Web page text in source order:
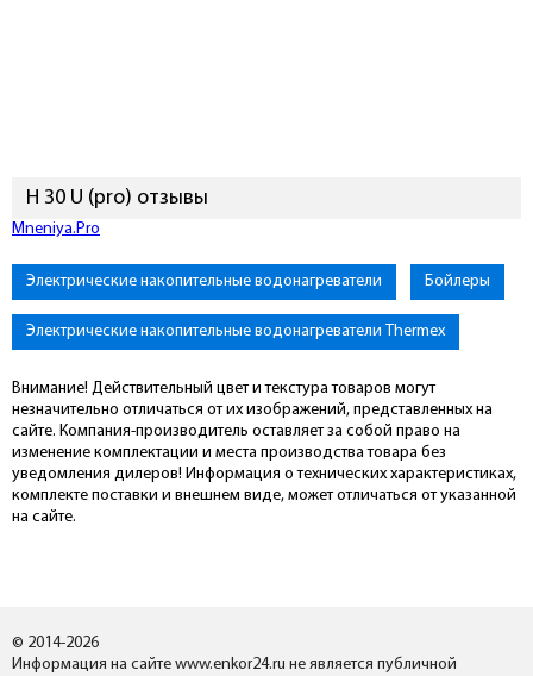
H 30 U (pro) отзывы
Mneniya.Pro
Электрические накопительные водонагреватели Бойлеры
Электрические накопительные водонагреватели Thermex
Внимание! Действительный цвет и текстура товаров могут
незначительно отличаться от их изображений, представленных на
сайте. Компания-производитель оставляет за собой право на
изменение комплектации и места производства товара без
уведомления дилеров! Информация о технических характеристиках,
комплекте поставки и внешнем виде, может отличаться от указанной
на сайте.
© 2014-2026
Информация на сайте www.enkor24.ru не является публичной